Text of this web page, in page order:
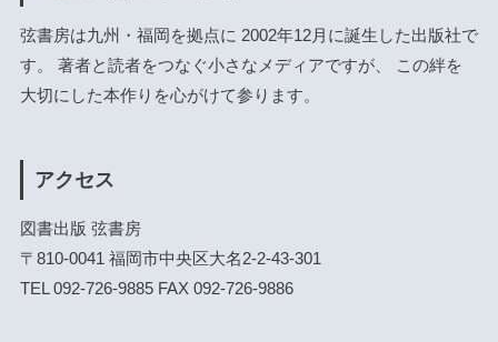
弦書房は九州・福岡を拠点に 2002年12月に誕生した出版社で
す。 著者と読者をつなぐ小さなメディアですが、 この絆を
大切にした本作りを心がけて参ります。
アクセス
図書出版 弦書房
〒810-0041 福岡市中央区大名2-2-43-301
TEL 092-726-9885 FAX 092-726-9886